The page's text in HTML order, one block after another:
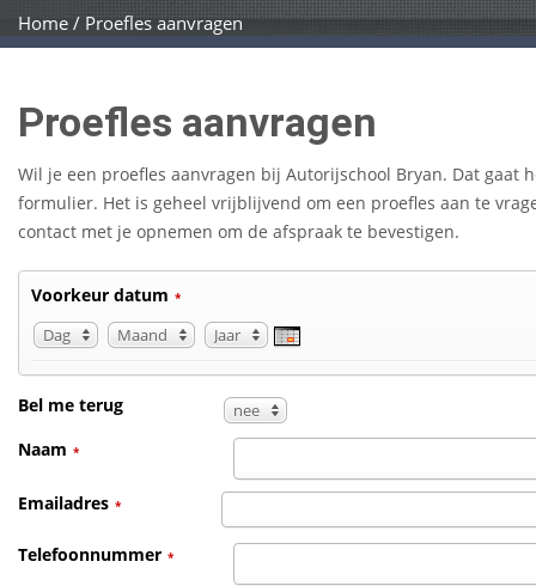
Home / Proefles aanvragen
Proefles aanvragen
Wil je een proefles aanvragen bij Autorijschool Bryan. Dat
formulier. Het is geheel vrijblijvend om een proefles aan te
contact met je opnemen om de afspraak te bevestigen.
Voorkeur datum *
Dag
Dag Maand
Maand Jaar
Jaar
Bel me terug nee
Naam *
Emailadres *
Telefoonnummer *